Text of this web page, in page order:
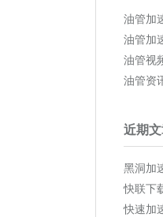
油管加
油管加
油管视
油管资
近期
黑洞加
快联下
快速加